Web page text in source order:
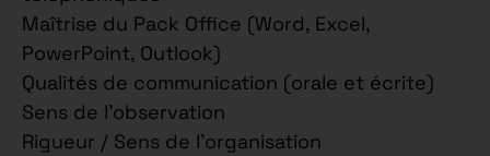
Maîtrise du Pack Office (Word, Excel,
PowerPoint, Outlook)
Qualités de communication (orale et écrite)
Sens de l’observation
Rigueur / Sens de l’organisation